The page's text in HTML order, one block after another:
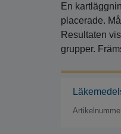
En
placerade.
Resultaten
grupper.